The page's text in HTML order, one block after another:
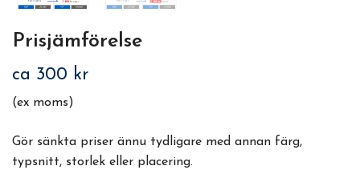
Prisjämförelse
ca 300 kr
(ex moms)
Gör sänkta priser ännu tydligare med annan färg,
typsnitt, storlek eller placering.